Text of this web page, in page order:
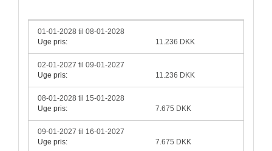
01-01-2028 til 08-01-2028
Uge pris:
11.236 DKK
02-01-2027 til 09-01-2027
Uge pris:
11.236 DKK
08-01-2028 til 15-01-2028
Uge pris:
7.675 DKK
09-01-2027 til 16-01-2027
Uge pris:
7.675 DKK